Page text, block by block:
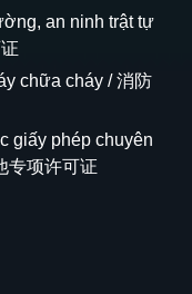
an ninh trật tự
chữa cháy / 消防
giấy phép chuyên
专项许可证